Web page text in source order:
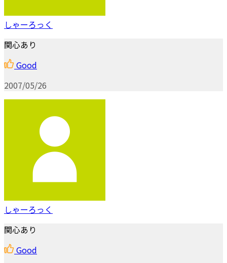
しゃーろっく
関心あり
Good
2007/05/26
しゃーろっく
関心あり
Good